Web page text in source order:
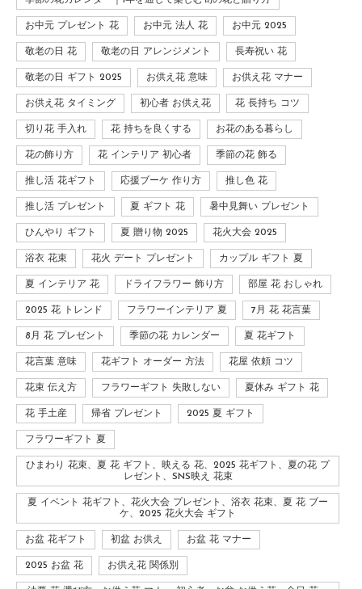
お中元 プレゼント 花 お中元 法人 花 お中元 2025
敬老の日 花 敬老の日 アレンジメント 長寿祝い 花
敬老の日 ギフト 2025 お供え花 意味 お供え花 マナー
お供え花 タイミング 初心者 お供え花 花 長持ち コツ
切り花 手入れ 花 持ちを良くする お花のある暮らし
花の飾り方 花 インテリア 初心者 季節の花 飾る
推し活 花ギフト 応援ブーケ 作り方 推し色 花
推し活 プレゼント 夏 ギフト 花 暑中見舞い プレゼント
ひんやり ギフト 夏 贈り物 2025 花火大会 2025
浴衣 花束 花火 デート プレゼント カップル ギフト 夏
夏 インテリア 花 ドライフラワー 飾り方 部屋 花 おしゃれ
2025 花 トレンド フラワーインテリア 夏 7月 花 花言葉
8月 花 プレゼント 季節の花 カレンダー 夏 花ギフト
花言葉 意味 花ギフト オーダー 方法 花屋 依頼 コツ
花束 伝え方 フラワーギフト 失敗しない 夏休み ギフト 花
花 手土産 帰省 プレゼント 2025 夏 ギフト
フラワーギフト 夏
ひまわり 花束、夏 花 ギフト、映える 花、2025 花ギフト、夏の花 プ
レゼント、SNS映え 花束
夏 イベント 花ギフト、花火大会 プレゼント、浴衣 花束、夏 花 ブー
ケ、2025 花火大会 ギフト
お盆 花ギフト 初盆 お供え お盆 花 マナー
2025 お盆 花 お供え花 関係別